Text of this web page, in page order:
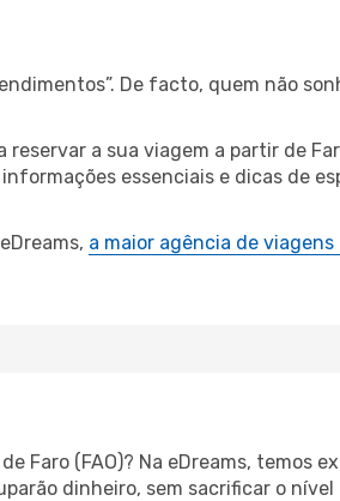
De facto, quem não
a sua viagem a partir de
essenciais e dicas de
a maior agência de viagens
Faro (FAO)? Na eDreams, temos
dinheiro, sem sacrificar o